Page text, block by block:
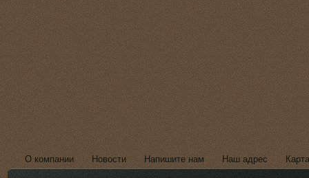
О компании Новости Напишите нам Наш адрес